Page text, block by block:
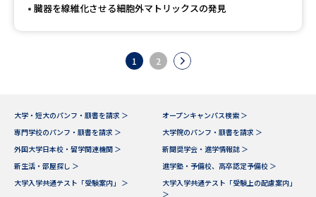
臓器を線維化させる細胞外マトリックスの発見
1 2
大学・短大のパンフ・願書を請求 ＞
オープンキャンパス検索 ＞
専門学校のパンフ・願書を請求 ＞
大学院のパンフ・願書を請求 ＞
外国大学日本校・留学関連機関 ＞
新聞奨学会・進学情報誌 ＞
新生活・部屋探し ＞
進学塾・予備校、高卒認定予備校 ＞
大学入学共通テスト「受験案内」 ＞
大学入学共通テスト「受験上の配慮案内」
＞